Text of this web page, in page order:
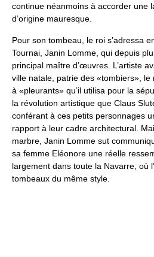
continue néanmoins à accorder une
d’origine mauresque.
Pour son tombeau, le roi s’adressa
Tournai, Janin Lomme, qui depuis
principal maître d’œuvres. L’artiste
ville natale, patrie des «tombiers»,
à «pleurants» qu’il utilisa pour la
la révolution artistique que Claus
conférant à ces petits personnages
rapport à leur cadre architectural.
marbre, Janin Lomme sut
sa femme Eléonore une réelle
largement dans toute la Navarre, où
tombeaux du même style.